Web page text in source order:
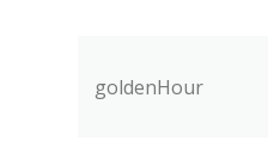
goldenHour